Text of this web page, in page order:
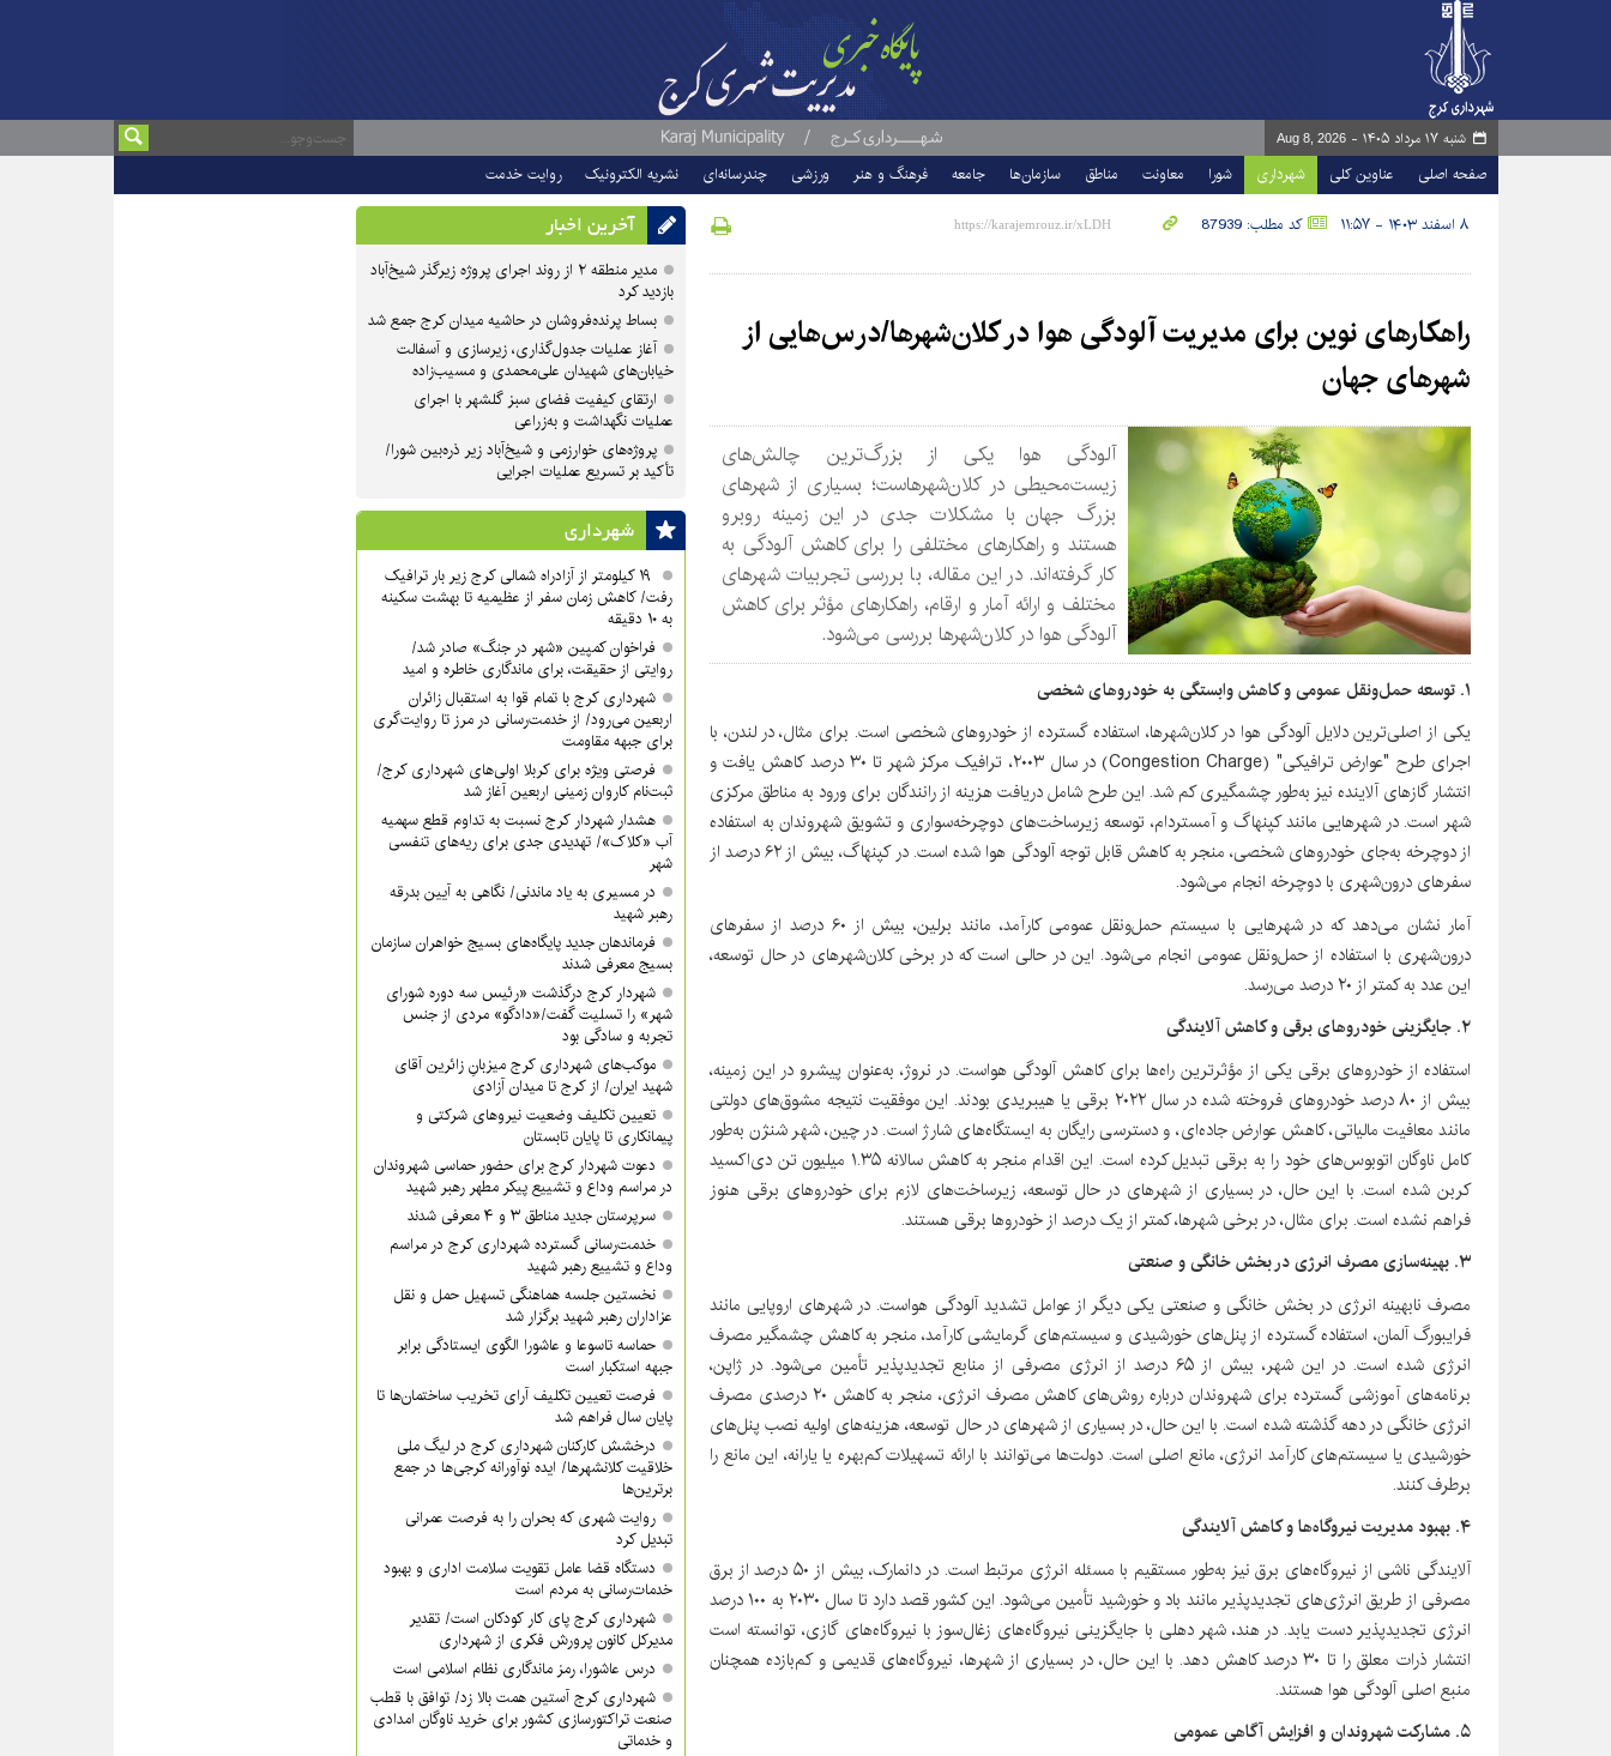
شنبه ۱۷ مرداد ۱۴۰۵ - Aug 8, 2026
صفحه اصلی عناوین کلی شهرداری شورا معاونت مناطق سازمان‌ها جامعه فرهنگ و هنر ورزشی چندرسانه‌ای نشریه الکترونیک روایت خدمت
۸ اسفند ۱۴۰۳ - ۱۱:۵۷ کد مطلب: 87939
راهکارهای نوین برای مدیریت آلودگی هوا در کلان‌شهرها/درس‌هایی از
شهرهای جهان
آلودگی هوا یکی از بزرگ‌ترین چالش‌های
زیست‌محیطی در کلان‌شهرهاست؛ بسیاری از شهرهای
بزرگ جهان با مشکلات جدی در این زمینه روبرو
هستند و راهکارهای مختلفی را برای کاهش آلودگی به
کار گرفته‌اند. در این مقاله، با بررسی تجربیات شهرهای
مختلف و ارائه آمار و ارقام، راهکارهای مؤثر برای کاهش
آلودگی هوا در کلان‌شهرها بررسی می‌شود.
۱. توسعه حمل‌ونقل عمومی و کاهش وابستگی به خودروهای شخصی
یکی از اصلی‌ترین دلایل آلودگی هوا در کلان‌شهرها، استفاده گسترده از خودروهای شخصی است. برای مثال، در لندن، با
اجرای طرح "عوارض ترافیکی" (Congestion Charge) در سال ۲۰۰۳، ترافیک مرکز شهر تا ۳۰ درصد کاهش یافت و
انتشار گازهای آلاینده نیز به‌طور چشمگیری کم شد. این طرح شامل دریافت هزینه از رانندگان برای ورود به مناطق مرکزی
شهر است. در شهرهایی مانند کپنهاگ و آمستردام، توسعه زیرساخت‌های دوچرخه‌سواری و تشویق شهروندان به استفاده
از دوچرخه به‌جای خودروهای شخصی، منجر به کاهش قابل توجه آلودگی هوا شده است. در کپنهاگ، بیش از ۶۲ درصد از
سفرهای درون‌شهری با دوچرخه انجام می‌شود.
آمار نشان می‌دهد که در شهرهایی با سیستم حمل‌ونقل عمومی کارآمد، مانند برلین، بیش از ۶۰ درصد از سفرهای
درون‌شهری با استفاده از حمل‌ونقل عمومی انجام می‌شود. این در حالی است که در برخی کلان‌شهرهای در حال توسعه،
این عدد به کمتر از ۲۰ درصد می‌رسد.
۲. جایگزینی خودروهای برقی و کاهش آلایندگی
استفاده از خودروهای برقی یکی از مؤثرترین راه‌ها برای کاهش آلودگی هواست. در نروژ، به‌عنوان پیشرو در این زمینه،
بیش از ۸۰ درصد خودروهای فروخته شده در سال ۲۰۲۲ برقی یا هیبریدی بودند. این موفقیت نتیجه مشوق‌های دولتی
مانند معافیت مالیاتی، کاهش عوارض جاده‌ای، و دسترسی رایگان به ایستگاه‌های شارژ است. در چین، شهر شنژن به‌طور
کامل ناوگان اتوبوس‌های خود را به برقی تبدیل کرده است. این اقدام منجر به کاهش سالانه ۱.۳۵ میلیون تن دی‌اکسید
کربن شده است. با این حال، در بسیاری از شهرهای در حال توسعه، زیرساخت‌های لازم برای خودروهای برقی هنوز
فراهم نشده است. برای مثال، در برخی شهرها، کمتر از یک درصد از خودروها برقی هستند.
۳. بهینه‌سازی مصرف انرژی در بخش خانگی و صنعتی
مصرف نابهینه انرژی در بخش خانگی و صنعتی یکی دیگر از عوامل تشدید آلودگی هواست. در شهرهای اروپایی مانند
فرایبورگ آلمان، استفاده گسترده از پنل‌های خورشیدی و سیستم‌های گرمایشی کارآمد، منجر به کاهش چشمگیر مصرف
انرژی شده است. در این شهر، بیش از ۶۵ درصد از انرژی مصرفی از منابع تجدیدپذیر تأمین می‌شود. در ژاپن،
برنامه‌های آموزشی گسترده برای شهروندان درباره روش‌های کاهش مصرف انرژی، منجر به کاهش ۲۰ درصدی مصرف
انرژی خانگی در دهه گذشته شده است. با این حال، در بسیاری از شهرهای در حال توسعه، هزینه‌های اولیه نصب پنل‌های
خورشیدی یا سیستم‌های کارآمد انرژی، مانع اصلی است. دولت‌ها می‌توانند با ارائه تسهیلات کم‌بهره یا یارانه، این مانع را
برطرف کنند.
۴. بهبود مدیریت نیروگاه‌ها و کاهش آلایندگی
آلایندگی ناشی از نیروگاه‌های برق نیز به‌طور مستقیم با مسئله انرژی مرتبط است. در دانمارک، بیش از ۵۰ درصد از برق
مصرفی از طریق انرژی‌های تجدیدپذیر مانند باد و خورشید تأمین می‌شود. این کشور قصد دارد تا سال ۲۰۳۰ به ۱۰۰ درصد
انرژی تجدیدپذیر دست یابد. در هند، شهر دهلی با جایگزینی نیروگاه‌های زغال‌سوز با نیروگاه‌های گازی، توانسته است
انتشار ذرات معلق را تا ۳۰ درصد کاهش دهد. با این حال، در بسیاری از شهرها، نیروگاه‌های قدیمی و کم‌بازده همچنان
منبع اصلی آلودگی هوا هستند.
۵. مشارکت شهروندان و افزایش آگاهی عمومی
آخرین اخبار
مدیر منطقه ۲ از روند اجرای پروژه زیرگذر شیخ‌آباد
بازدید کرد
بساط پرنده‌فروشان در حاشیه میدان کرج جمع شد
آغاز عملیات جدول‌گذاری، زیرسازی و آسفالت
خیابان‌های شهیدان علی‌محمدی و مسیب‌زاده
ارتقای کیفیت فضای سبز گلشهر با اجرای
عملیات نگهداشت و به‌زراعی
پروژه‌های خوارزمی و شیخ‌آباد زیر ذره‌بین شورا/
تأکید بر تسریع عملیات اجرایی
شهرداری
۱۹ کیلومتر از آزادراه شمالی کرج زیر بار ترافیک
رفت/ کاهش زمان سفر از عظیمیه تا بهشت سکینه
به ۱۰ دقیقه
فراخوان کمپین «شهر در جنگ» صادر شد/
روایتی از حقیقت، برای ماندگاری خاطره و امید
شهرداری کرج با تمام قوا به استقبال زائران
اربعین می‌رود/ از خدمت‌رسانی در مرز تا روایت‌گری
برای جبهه مقاومت
فرصتی ویژه برای کربلا اولی‌های شهرداری کرج/
ثبت‌نام کاروان زمینی اربعین آغاز شد
هشدار شهردار کرج نسبت به تداوم قطع سهمیه
آب «کلاک»/ تهدیدی جدی برای ریه‌های تنفسی
شهر
در مسیری به یاد ماندنی/ نگاهی به آیین بدرقه
رهبر شهید
فرماندهان جدید پایگاه‌های بسیج خواهران سازمان
بسیج معرفی شدند
شهردار کرج درگذشت «رئیس سه دوره شورای
شهر» را تسلیت گفت/«دادگو» مردی از جنس
تجربه و سادگی بود
موکب‌های شهرداری کرج میزبانِ زائرین آقای
شهید ایران/ از کرج تا میدان آزادی
تعیین تکلیف وضعیت نیروهای شرکتی و
پیمانکاری تا پایان تابستان
دعوت شهردار کرج برای حضور حماسی شهروندان
در مراسم وداع و تشییع پیکر مطهر رهبر شهید
سرپرستان جدید مناطق ۳ و ۴ معرفی شدند
خدمت‌رسانی گسترده شهرداری کرج در مراسم
وداع و تشییع رهبر شهید
نخستین جلسه هماهنگی تسهیل حمل و نقل
عزاداران رهبر شهید برگزار شد
حماسه تاسوعا و عاشورا الگوی ایستادگی برابر
جبهه استکبار است
فرصت تعیین تکلیف آرای تخریب ساختمان‌ها تا
پایان سال فراهم شد
درخشش کارکنان شهرداری کرج در لیگ ملی
خلاقیت کلانشهرها/ ایده نوآورانه کرجی‌ها در جمع
برترین‌ها
روایت شهری که بحران را به فرصت عمرانی
تبدیل کرد
دستگاه قضا عامل تقویت سلامت اداری و بهبود
خدمات‌رسانی به مردم است
شهرداری کرج پای کار کودکان است/ تقدیر
مدیرکل کانون پرورش فکری از شهرداری
درس عاشورا، رمز ماندگاری نظام اسلامی است
شهرداری کرج آستین همت بالا زد/ توافق با قطب
صنعت تراکتورسازی کشور برای خرید ناوگان امدادی
و خدماتی